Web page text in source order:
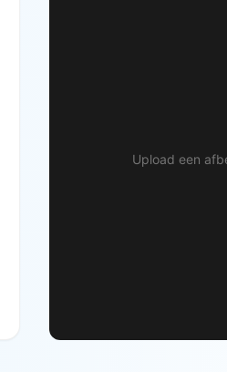
Upload een